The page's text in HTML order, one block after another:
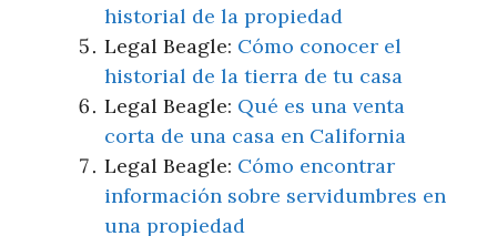
historial de la propiedad
Legal Beagle: Cómo conocer el
historial de la tierra de tu casa
Legal Beagle: Qué es una venta
corta de una casa en California
Legal Beagle: Cómo encontrar
información sobre servidumbres en
una propiedad